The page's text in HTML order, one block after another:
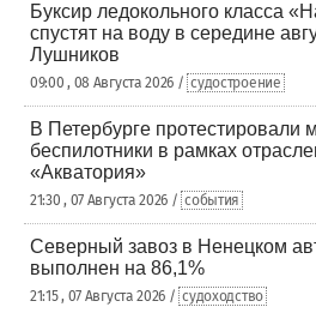
Буксир ледокольного класса
спустят на воду в середине
Лушников
09:00 , 08 Августа 2026 / судостроение
В Петербурге протестировали
беспилотники в рамках
«Акватория»
21:30 , 07 Августа 2026 / события
Северный завоз в Ненецком
выполнен на 86,1%
21:15 , 07 Августа 2026 / судоходство